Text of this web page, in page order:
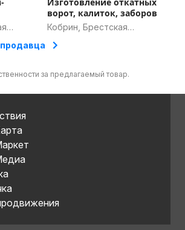
ворот, калиток, заборов
Кобрин, Брестская
за предлагаемый товар.